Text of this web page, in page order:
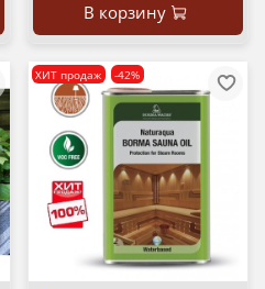
В корзину
ХИТ продаж -42%